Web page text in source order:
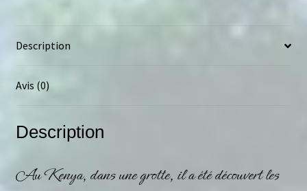
Description
Avis (0)
Description
Au Kenya, dans une grotte, il a été découvert les